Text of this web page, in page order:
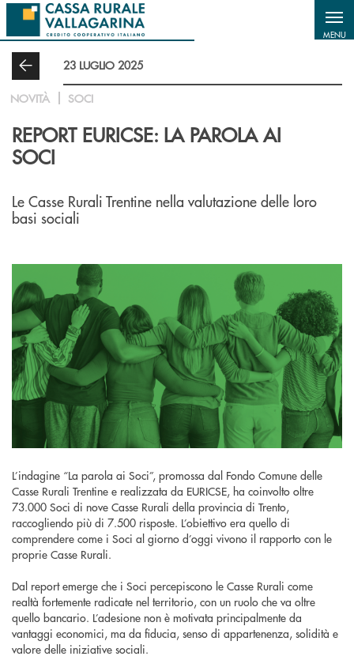
Salta al contenuto principale
MENU
23 LUGLIO 2025
NOVITÀ SOCI
REPORT EURICSE: LA PAROLA AI
SOCI
Le Casse Rurali Trentine nella valutazione delle loro
basi sociali
L’indagine “La parola ai Soci”, promossa dal Fondo Comune delle
Casse Rurali Trentine e realizzata da EURICSE, ha coinvolto oltre
73.000 Soci di nove Casse Rurali della provincia di Trento,
raccogliendo più di 7.500 risposte. L’obiettivo era quello di
comprendere come i Soci al giorno d’oggi vivono il rapporto con le
proprie Casse Rurali.
Dal report emerge che i Soci percepiscono le Casse Rurali come
realtà fortemente radicate nel territorio, con un ruolo che va oltre
quello bancario. L’adesione non è motivata principalmente da
vantaggi economici, ma da fiducia, senso di appartenenza, solidità e
valore delle iniziative sociali.